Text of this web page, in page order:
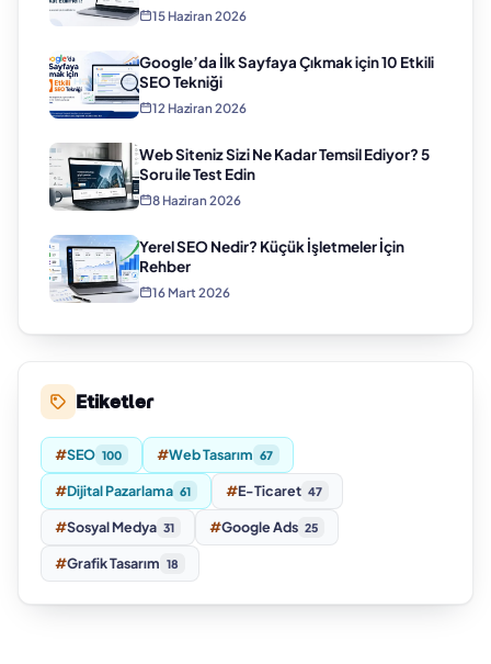
15 Haziran 2026
Google’da İlk Sayfaya Çıkmak için 10 Etkili
SEO Tekniği
12 Haziran 2026
Web Siteniz Sizi Ne Kadar Temsil Ediyor? 5
Soru ile Test Edin
8 Haziran 2026
Yerel SEO Nedir? Küçük İşletmeler İçin
Rehber
16 Mart 2026
Etiketler
#SEO 100 #Web Tasarım 67
#Dijital Pazarlama 61 #E-Ticaret 47
#Sosyal Medya 31 #Google Ads 25
#Grafik Tasarım 18